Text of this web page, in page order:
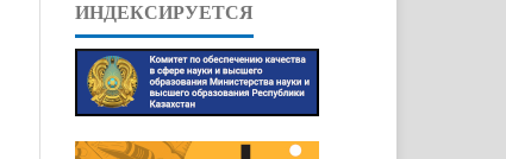
ИНДЕКСИРУЕТСЯ